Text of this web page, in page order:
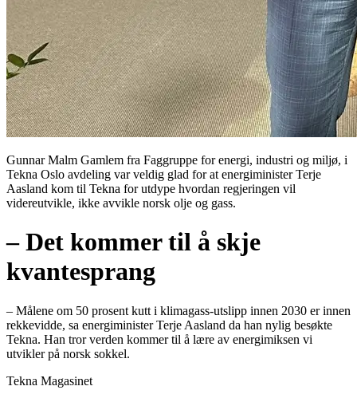
Gunnar Malm Gamlem fra Faggruppe for energi, industri og miljø, i
Tekna Oslo avdeling var veldig glad for at energiminister Terje
Aasland kom til Tekna for utdype hvordan regjeringen vil
videreutvikle, ikke avvikle norsk olje og gass.
– Det kommer til å skje
kvantesprang
– Målene om 50 prosent kutt i klimagass-utslipp innen 2030 er innen
rekkevidde, sa energiminister Terje Aasland da han nylig besøkte
Tekna. Han tror verden kommer til å lære av energimiksen vi
utvikler på norsk sokkel.
Tekna Magasinet